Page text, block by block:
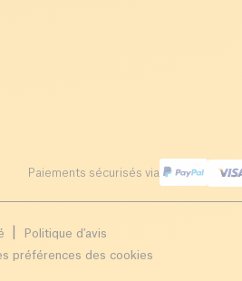
Paiements sécurisés via
Politique d'avis
préférences des cookies